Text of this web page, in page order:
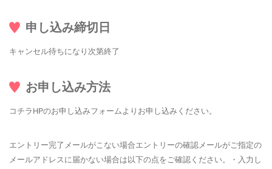
申し込み締切日
キャンセル待ちになり次第終了
お申し込み方法
コチラHPのお申し込みフォームよりお申し込みください。
エントリー完了メールがこない場合エントリーの確認メールがご指定の
メールアドレスに届かない場合は以下の点をご確認ください。・入力し